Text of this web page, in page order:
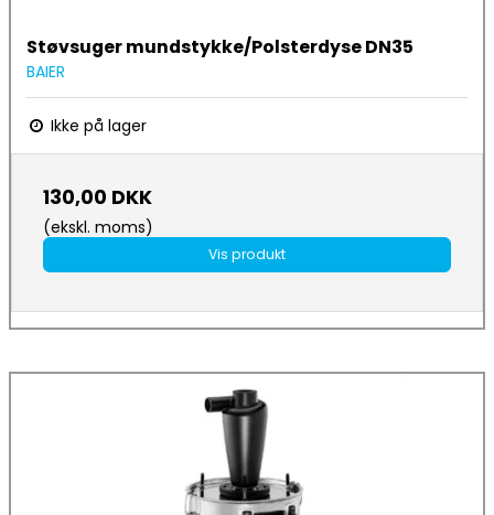
Støvsuger mundstykke/Polsterdyse DN35
BAIER
Ikke på lager
130,00 DKK
(ekskl. moms)
Vis produkt